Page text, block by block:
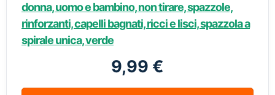
donna, uomo e bambino, non tirare, spazzole,
rinforzanti, capelli bagnati, ricci e lisci, spazzola a
spirale unica, verde
9,99 €